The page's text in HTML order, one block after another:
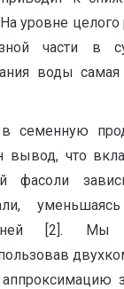
уровне целого
части в
воды
семенную
вывод, что
фасоли
[2]. Мы